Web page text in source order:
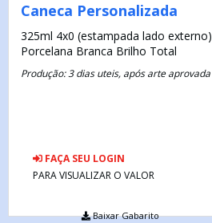
Caneca Personalizada
325ml 4x0 (estampada lado externo)
Porcelana Branca Brilho Total
Produção: 3 dias uteis, após arte aprovada
FAÇA SEU LOGIN
PARA VISUALIZAR O VALOR
Baixar Gabarito